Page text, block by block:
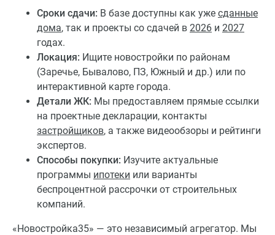
Сроки сдачи: В базе доступны как уже сданные
дома, так и проекты со сдачей в 2026 и 2027
годах.
Локация: Ищите новостройки по районам
(Заречье, Бывалово, ПЗ, Южный и др.) или по
интерактивной карте города.
Детали ЖК: Мы предоставляем прямые ссылки
на проектные декларации, контакты
застройщиков, а также видеообзоры и рейтинги
экспертов.
Способы покупки: Изучите актуальные
программы ипотеки или варианты
беспроцентной рассрочки от строительных
компаний.
«Новостройка35» — это независимый агрегатор. Мы